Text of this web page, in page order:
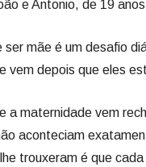
e Antonio, de 19
ser mãe é um desafio
vem depois que eles
a maternidade vem
aconteciam
trouxeram é que